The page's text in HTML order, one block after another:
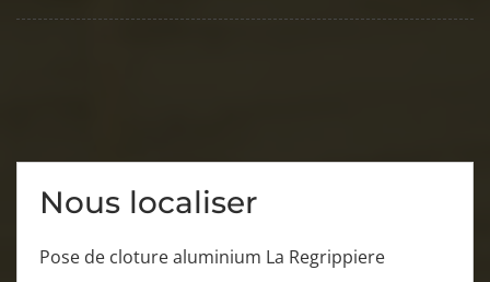
Nous localiser
Pose de cloture aluminium La Regrippiere